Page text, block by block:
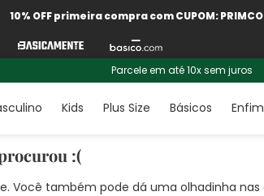
10% OFF primeira compra com CUPOM:
Parcele em até 10x sem juros
Kids Plus Size Básicos Enfim
:(
Você também pode dá uma olhadinha nas